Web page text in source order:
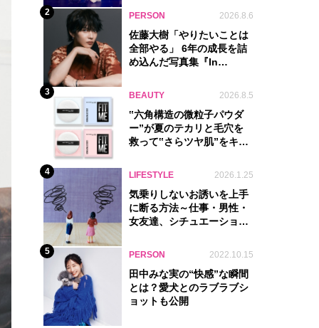
2 PERSON 2026.8.6
佐藤大樹「やりたいことは
全部やる」 6年の成長を詰
め込んだ写真集『In
3 BEAUTY 2026.8.5
‟六角構造の微粒子パウダ
ー”が夏のテカリと毛穴を
救って‟さらツヤ肌”をキー
4 LIFESTYLE 2026.1.25
気乗りしないお誘いを上手
に断る方法～仕事・男性・
女友達、シチュエーション
5 PERSON 2022.10.15
田中みな実の“快感”な瞬間
とは？愛犬とのラブラブシ
ョットも公開